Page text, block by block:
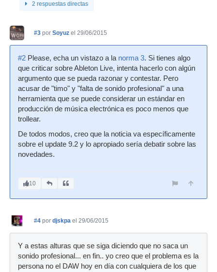
2 respuestas directas
#3 por Soyuz el 29/06/2015
#2 Please, echa un vistazo a la norma 3. Si tienes algo
que criticar sobre Ableton Live, intenta hacerlo con algún
argumento que se pueda razonar y contestar. Pero
acusar de "timo" y "falta de sonido profesional" a una
herramienta que se puede considerar un estándar en
producción de música electrónica es poco menos que
trollear.
De todos modos, creo que la noticia va específicamente
sobre el update 9.2 y lo apropiado sería debatir sobre las
novedades.
10
#4 por djskpa el 29/06/2015
Y a estas alturas que se siga diciendo que no saca un
sonido profesional... en fin.. yo creo que el problema es la
persona no el DAW hoy en día con cualquiera de los que